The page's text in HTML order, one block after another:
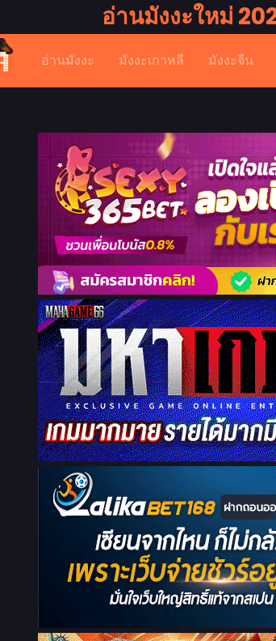
อ่านมังงะใหม่
อ่านมังงะ มังงะเกาหลี มังงะจีน